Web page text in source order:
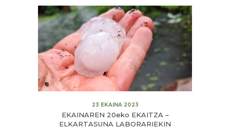
23 EKAINA 2023
EKAINAREN 20eko EKAITZA –
ELKARTASUNA LABORARIEKIN